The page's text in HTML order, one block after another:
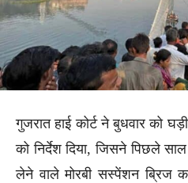
गुजरात हाई कोर्ट ने बुधवार को
को निर्देश दिया, जिसने पिछले
लेने वाले मोरबी सस्पेंशन ब्रिज